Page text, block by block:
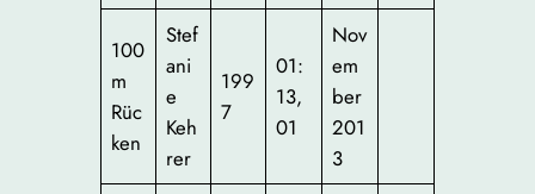
100
m
Rüc
ken
Stef
ani
e
Keh
rer
199
7
01:
13,
01
Nov
em
ber
201
3